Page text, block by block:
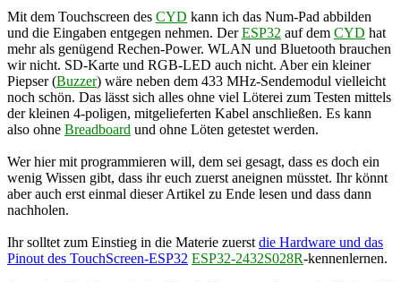
Mit dem Touchscreen des CYD kann ich das Num-Pad abbilden
und die Eingaben entgegen nehmen. DerESP32 auf dem CYD hat
mehr als genügend Rechen-Power. WLAN und Bluetooth brauchen
wir nicht. SD-Karte und RGB-LED auch nicht. Aber ein kleiner
Piepser (Buzzer) wäre neben dem 433 MHz-Sendemodul vielleicht
noch schön. Das lässt sich alles ohne viel Löterei zum Testen mittels
der kleinen 4-poligen, mitgelieferten Kabel anschließen. Es kann
also ohne Breadboard und ohne Löten getestet werden.
Wer hier mit programmieren will, dem sei gesagt, dass es doch ein
wenig Wissen gibt, dass ihr euch zuerst aneignen müsstet. Ihr könnt
aber auch erst einmal dieser Artikel zu Ende lesen und dass dann
nachholen.
Ihr solltet zum Einstieg in die Materie zuerstdie Hardware und das
Pinout des TouchScreen-ESP32 ESP32-2432S028R-kennenlernen.